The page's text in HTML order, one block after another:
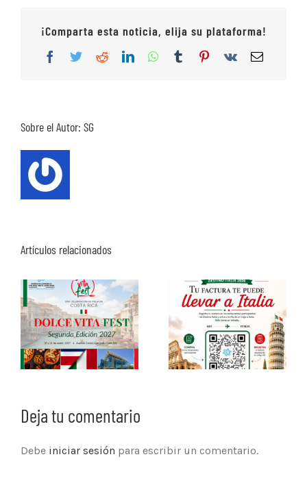
¡Comparta esta noticia, elija su plataforma!
Facebook
TwitterRedditLinkedInWhatsApp
TumblrPinterest
Vk
Correo
Sobre el Autor: SG
Artículos relacionados
Deja tu comentario
Debe iniciar sesión para escribir un comentario.